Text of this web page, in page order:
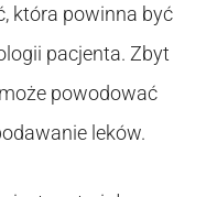
która powinna być
pacjenta. Zbyt
powodować
leków.